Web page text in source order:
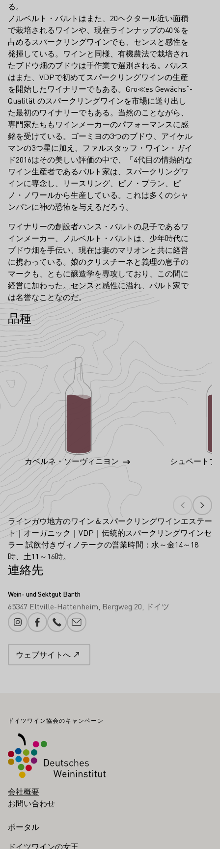
る。
ノルベルト・バルトはまた、20ヘクタール近い面積
で栽培されるワインや、現在ラインナップの40％を
占めるスパークリングワインでも、センスと感性を
発揮している。ワインと同様、有機農法で栽培され
たブドウ畑のブドウは手作業で選別される。バルス
はまた、VDPで初めてスパークリングワインの生産
を開始したワイナリーでもある。Gro≪es Gewächs“-
Qualität のスパークリングワインを市場に送り出し
た最初のワイナリーでもある。当然のことながら、
専門家たちもワインメーカーのパフォーマンスに感
銘を受けている。ゴーミヨの3つのブドウ、アイケル
マンの3つ星に加え、ファルスタッフ・ワイン・ガイ
ド2016はその美しい評価の中で、「4代目の情熱的な
ワイン生産者であるバルト家は、スパークリングワ
インに専念し、リースリング、ピノ・ブラン、ピ
ノ・ノワールから生産している。これは多くのシャ
ンパンに神の恐怖を与えるだろう。
ワイナリーの創設者ハンス・バルトの息子であるワ
インメーカー、ノルベルト・バルトは、少年時代に
ブドウ畑を手伝い、現在は妻のマリオンと共に経営
に携わっている。娘のクリスチーネと義理の息子の
マークも、ともに醸造学を専攻しており、この間に
経営に加わった。センスと感性に溢れ、バルト家で
は名誉なことなのだ。
品種
カベルネ・ソーヴィニヨン シュペート
ラインガウ地方のワイン＆スパークリングワインエステー
ト｜オーガニック｜VDP｜伝統的スパークリングワインセ
ラー 試飲付きヴィノテークの営業時間：水～金14～18
時、土11～16時。
連絡先
Wein- und Sektgut Barth
65347 Eltville-Hattenheim Bergweg 20
ドイツ
InstagramFacebook電話番号メール追加
ウェブサイトへ
フッター
ドイツワイン協会のキャンペーン
会社概要
お問い合わせ
ポータル
ドイツワインの女王